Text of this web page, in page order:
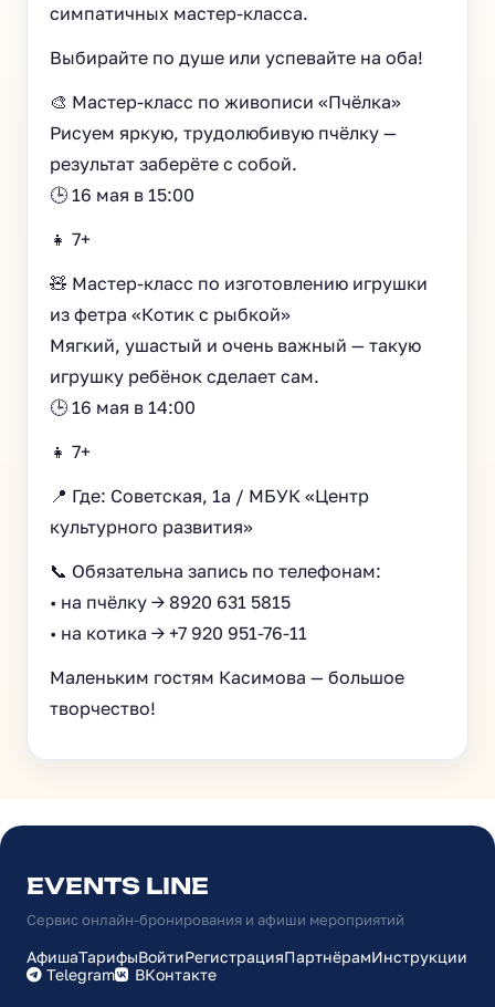
симпатичных мастер-класса.
Выбирайте по душе или успевайте на оба!
🎨 Мастер-класс по живописи «Пчёлка»
Рисуем яркую, трудолюбивую пчёлку —
результат заберёте с собой.
🕒 16 мая в 15:00
👧 7+
🧸 Мастер-класс по изготовлению игрушки
из фетра «Котик с рыбкой»
Мягкий, ушастый и очень важный — такую
игрушку ребёнок сделает сам.
🕒 16 мая в 14:00
👧 7+
📍 Где: Советская, 1а / МБУК «Центр
культурного развития»
📞 Обязательна запись по телефонам:
• на пчёлку → 8920 631 5815
• на котика → +7 920 951-76-11
Маленьким гостям Касимова — большое
творчество!
EVENTS LINE
Сервис онлайн-бронирования и афиши мероприятий
АфишаТарифыВойтиРегистрацияПартнёрамИнструкции
Telegram
ВКонтакте